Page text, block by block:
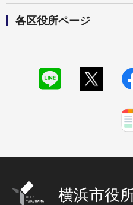
各区役所ページ
横浜市役